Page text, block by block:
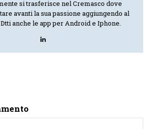
si trasferisce nel Cremasco dove
avanti la sua passione aggiungendo al
anche le app per Android e Iphone.